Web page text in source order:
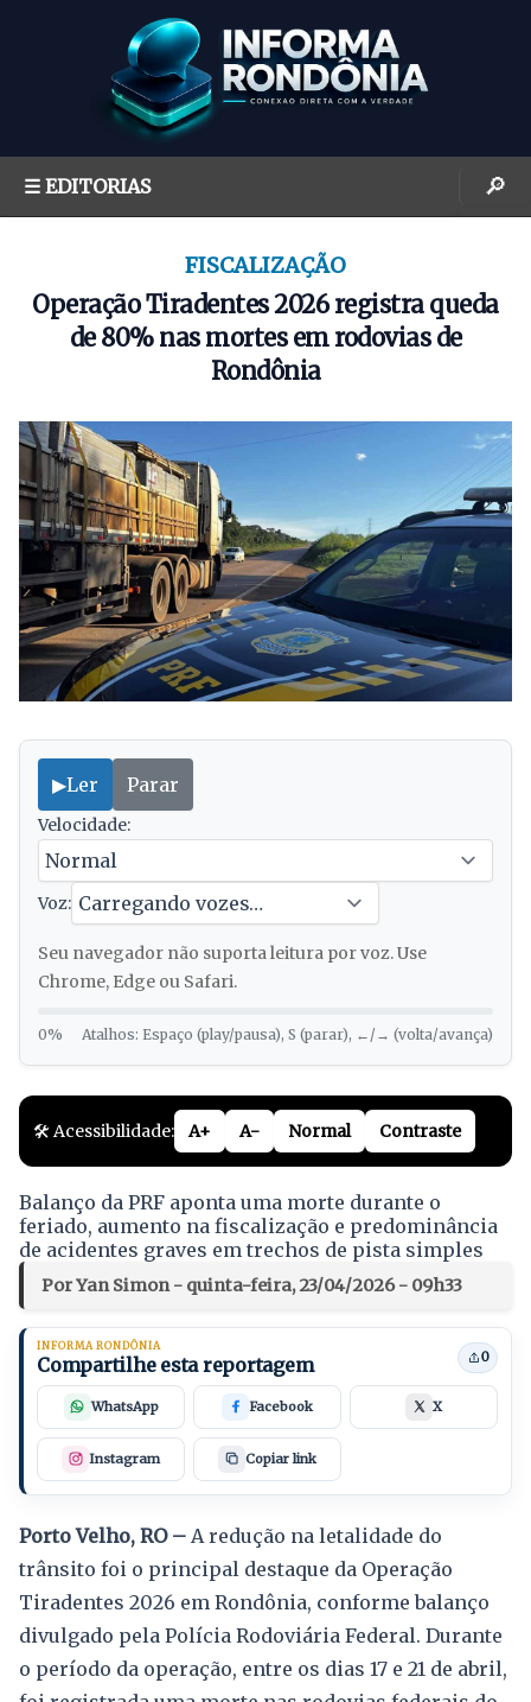
☰ EDITORIAS 🔎
FISCALIZAÇÃO
Operação Tiradentes 2026 registra queda
de 80% nas mortes em rodovias de
Rondônia
▶Ler Parar
Velocidade:
Voz:
Seu navegador não suporta leitura por voz. Use
Chrome, Edge ou Safari.
0% Atalhos: Espaço (play/pausa), S (parar), ←/→ (volta/avança)
🛠️ Acessibilidade: A+ A- Normal Contraste
Balanço da PRF aponta uma morte durante o
feriado, aumento na fiscalização e predominância
de acidentes graves em trechos de pista simples
Por Yan Simon - quinta-feira, 23/04/2026 - 09h33
INFORMA RONDÔNIA
Compartilhe esta reportagem 0
WhatsApp Facebook X
Instagram Copiar link
Porto Velho, RO – A redução na letalidade do
trânsito foi o principal destaque da Operação
Tiradentes 2026 em Rondônia, conforme balanço
divulgado pela Polícia Rodoviária Federal. Durante
o período da operação, entre os dias 17 e 21 de abril,